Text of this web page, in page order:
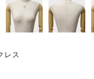
レス